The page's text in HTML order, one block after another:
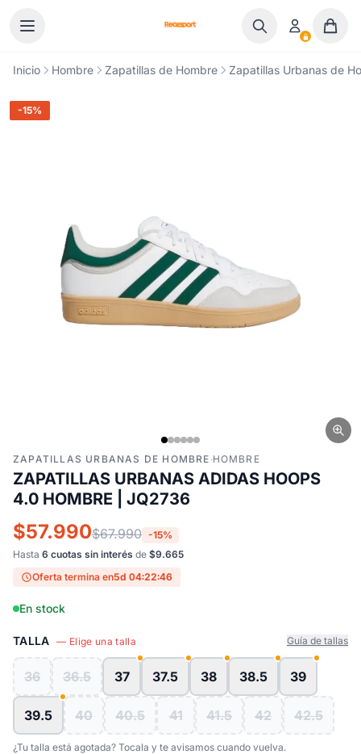
Inicio Hombre Zapatillas de Hombre Zapatillas Urbanas de
-15%
ZAPATILLAS URBANAS DE HOMBRE ·HOMBRE
ZAPATILLAS URBANAS ADIDAS HOOPS
4.0 HOMBRE | JQ2736
$57.990$67.990 -15%
Hasta 6 cuotas sin interés de $9.665
Oferta termina en5d 04:22:45
En stock
TALLA — Elige una talla Guía de tallas
36 36.5 37 37.5 38 38.5 39
39.5 40 40.5 41 41.5 42 42.5
¿Tu talla está agotada? Tocala y te avisamos cuando vuelva.